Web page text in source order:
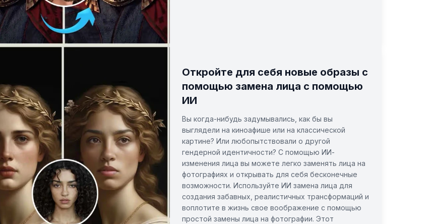
Откройте для себя новые образы с
помощью замена лица с помощью
ИИ
Вы когда-нибудь задумывались, как бы вы
выглядели на киноафише или на классической
картине? Или любопытствовали о другой
гендерной идентичности? С помощью ИИ-
изменения лица вы можете легко заменять лица на
фотографиях и открывать для себя бесконечные
возможности. Используйте ИИ замена лица для
создания забавных, реалистичных трансформаций и
воплотите в жизнь свое воображение с помощью
простой замены лица на фотографии. Этот